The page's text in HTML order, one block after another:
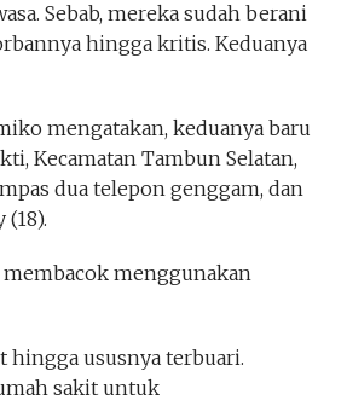
Sebab, mereka sudah berani
hingga kritis. Keduanya
mengatakan, keduanya baru
Kecamatan Tambun Selatan,
dua telepon genggam, dan
menggunakan
hingga ususnya terbuari.
sakit untuk